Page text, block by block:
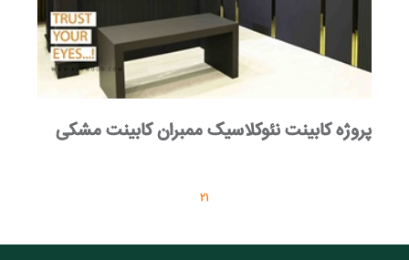
پروژه کابینت نئوکلاسیک ممبران کابینت مشکی
1
2